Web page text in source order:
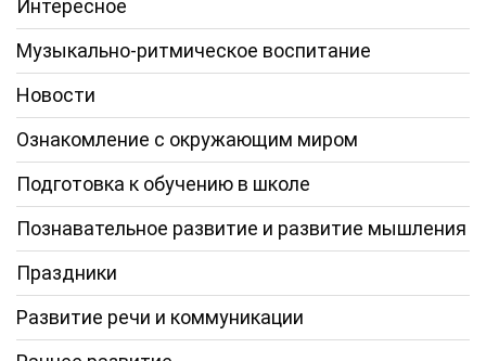
Интересное
Музыкально-ритмическое воспитание
Новости
Ознакомление с окружающим миром
Подготовка к обучению в школе
Познавательное развитие и развитие мышления
Праздники
Развитие речи и коммуникации